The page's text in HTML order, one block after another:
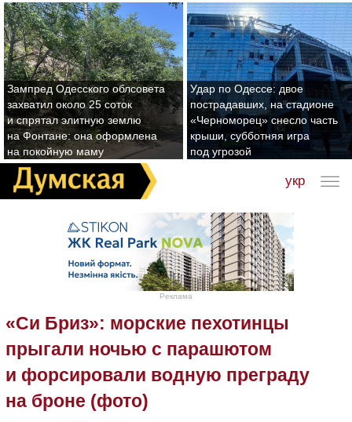
Зампред Одесского облсовета
захватил около 25 соток
и спрятал элитную землю
на Фонтане: она оформлена
на покойную маму
Удар по Одессе: двое
пострадавших, на стадионе
«Черноморец» снесло часть
крыши, субботняя игра
под угрозой
укр
Реклама
«Си Бриз»: морские пехотинцы
прыгали ночью с парашютом
и форсировали водную преграду
на броне (фото)